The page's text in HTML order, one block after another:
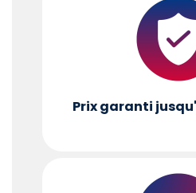
Prix garanti